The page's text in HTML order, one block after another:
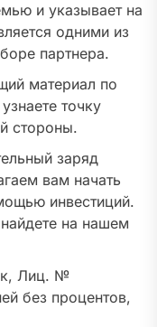
и указывает на
одними из
партнера.
материал по
точку
стороны.
заряд
вам начать
инвестиций.
на нашем
Лиц. №
без процентов,